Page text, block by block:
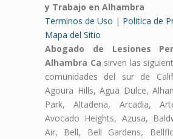
y Trabajo en Alhambra
Terminos de Uso | Politica de
Mapa del Sitio
Abogado de Lesiones
Alhambra Ca sirven las
comunidades del sur de
Agoura Hills, Agua Dulce,
Park, Altadena, Arcadia,
Avocado Heights, Azusa,
Air, Bell, Bell Gardens,